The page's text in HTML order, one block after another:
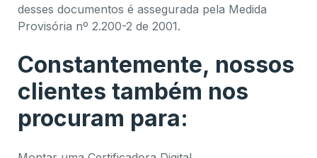
desses documentos é assegurada pela Medida
Provisória nº 2.200-2 de 2001.
Constantemente, nossos
clientes também nos
procuram para: